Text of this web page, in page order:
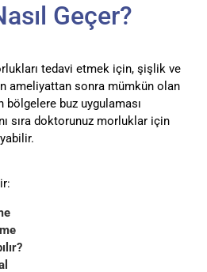
Geçer?
tedavi etmek için, şişlik ve
ameliyattan sonra mümkün olan
bölgelere buz uygulaması
sıra doktorunuz morluklar için